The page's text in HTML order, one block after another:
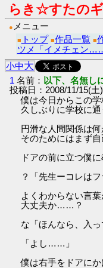
らき☆すたの
● メニュー
■ トップ ■作品一覧 ■
ツメ「イメチェン
小中大
1 名前： 以下、名無し
投稿日：2008/11/15(
僕は今日からこの
久しぶりに学校に
円滑な人間関係は
そのためにはまず
ドアの前に立つ僕
？「先生ーコレは
よくわからない言
大丈夫か……？
な「ほんなら、入っ
「よし……」
僕は右手をドアにか